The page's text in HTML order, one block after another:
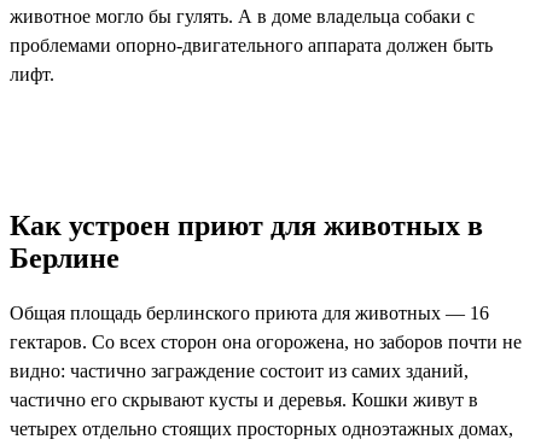
животное могло бы гулять. А в доме владельца собаки с
проблемами опорно-двигательного аппарата должен быть
лифт.
Как устроен приют для животных в
Берлине
Общая площадь берлинского приюта для животных — 16
гектаров. Со всех сторон она огорожена, но заборов почти не
видно: частично заграждение состоит из самих зданий,
частично его скрывают кусты и деревья. Кошки живут в
четырех отдельно стоящих просторных одноэтажных домах,